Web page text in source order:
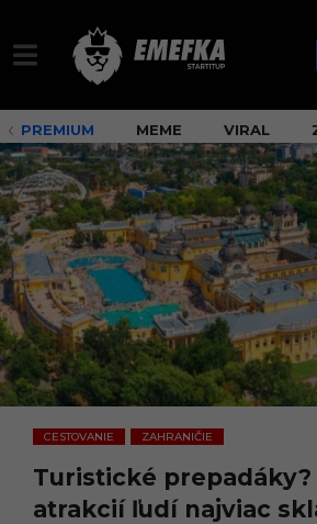
PREMIUM MEME VIRAL
CESTOVANIE
,
ZAHRANIČIE
Turistické prepadáky?
atrakcií ľudí najviac